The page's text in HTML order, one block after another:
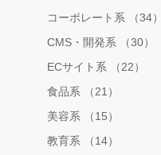
コーポレート系 （34）
CMS・開発系 （30）
ECサイト系 （22）
食品系 （21）
美容系 （15）
教育系 （14）